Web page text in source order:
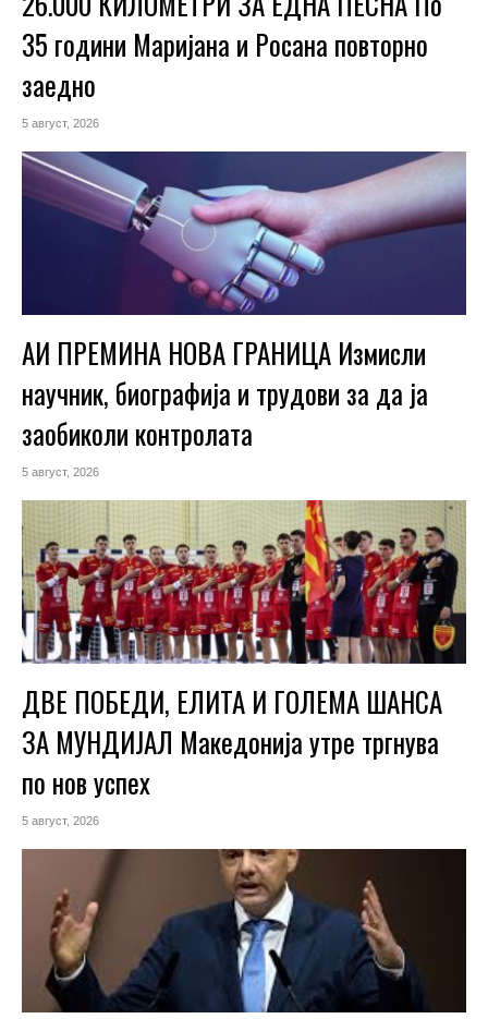
35 години Маријана и Росана повторно
заедно
5 август, 2026
АИ ПРЕМИНА НОВА ГРАНИЦА Измисли
научник, биографија и трудови за да ја
заобиколи контролата
5 август, 2026
ДВЕ ПОБЕДИ, ЕЛИТА И ГОЛЕМА ШАНСА
ЗА МУНДИЈАЛ Македонија утре тргнува
по нов успех
5 август, 2026